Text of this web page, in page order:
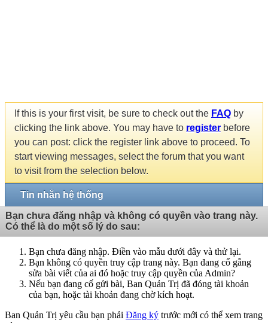
If this is your first visit, be sure to check out the FAQ by
clicking the link above. You may have to register before
you can post: click the register link above to proceed. To
start viewing messages, select the forum that you want
to visit from the selection below.
Tin nhắn hệ thống
Bạn chưa đăng nhập và không có quyền vào trang này.
Có thể là do một số lý do sau:
Bạn chưa đăng nhập. Điền vào mẫu dưới đây và thử lại.
Bạn không có quyền truy cập trang này. Bạn đang cố gắng
sửa bài viết của ai đó hoặc truy cập quyền của Admin?
Nếu bạn đang cố gửi bài, Ban Quản Trị đã đóng tài khoản
của bạn, hoặc tài khoản đang chờ kích hoạt.
Ban Quản Trị yêu cầu bạn phải Đăng ký trước mới có thể xem trang